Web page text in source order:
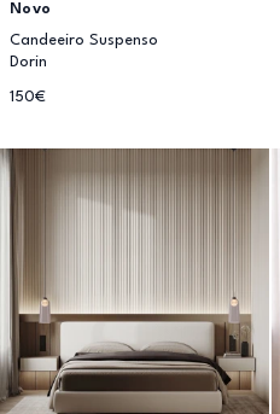
Novo
Candeeiro Suspenso
Dorin
150€